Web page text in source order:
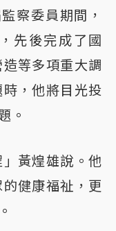
察委員期間，
先後完成了國
等多項重大調
，他將目光投
。
」黃煌雄說。他
健康福祉，更